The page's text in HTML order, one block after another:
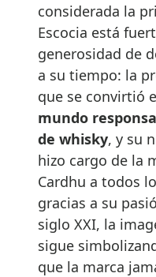
considerada la
Escocia está
generosidad de
a su tiempo: la
que se convirtió
mundo
de whisky, y su
hizo cargo de la
Cardhu a todos
gracias a su
siglo XXI, la
sigue
que la marca